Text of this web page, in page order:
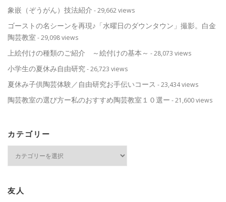
象嵌（ぞうがん）技法紹介 - 29,662 views
ゴーストの名シーンを再現♪「水曜日のダウンタウン」撮影。白金
陶芸教室 - 29,098 views
上絵付けの種類のご紹介 ～絵付けの基本～ - 28,073 views
小学生の夏休み自由研究- 26,723 views
夏休み子供陶芸体験／自由研究お手伝いコース - 23,434 views
陶芸教室の選び方ー私のおすすめ陶芸教室１０選ー - 21,600 views
カテゴリー
ー
友人